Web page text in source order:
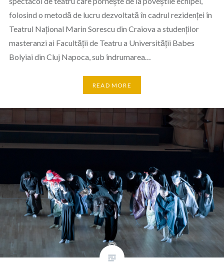
folosind o metodă de lucru dezvoltată în cadrul rezidenței în
Teatrul Național Marin Sorescu din Craiova a studenților
masteranzi ai Facultății de Teatru a Universității Babes
Bolyiai din Cluj Napoca, sub îndrumarea…
READ MORE